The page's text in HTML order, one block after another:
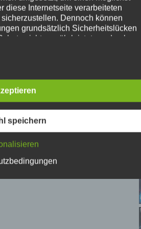
diese Internetseite verarbeiteten
Dennoch können
grundsätzlich Sicherheitslücken
nicht gewährleistet werden kann.
alternativen Wegen, beispielsweise
den Begrifflichkeiten, die durch den
beim Erlass der
GVO) verwendet wurden. Unsere
die Öffentlichkeit als auch für unsere
wir vorab die verwendeten
erläutern.
unter anderem die
speichern